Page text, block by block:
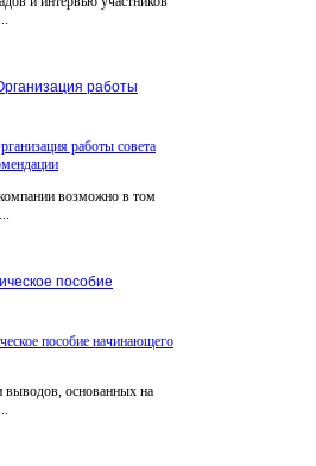
работы
возможно в том
пособие
выводов, основанных на